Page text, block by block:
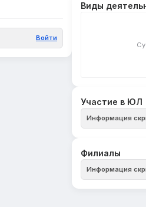
Войти
Виды
Участие в ЮЛ
Информация
Филиалы
Информация